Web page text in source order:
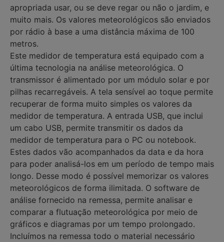
apropriada usar, ou se deve regar ou não o jardim, e
muito mais. Os valores meteorológicos são enviados
por rádio à base a uma distância máxima de 100
metros.
Este medidor de temperatura está equipado com a
última tecnologia na análise meteorológica. O
transmissor é alimentado por um módulo solar e por
pilhas recarregáveis. A tela sensível ao toque permite
recuperar de forma muito simples os valores da
medidor de temperatura. A entrada USB, que inclui
um cabo USB, permite transmitir os dados da
medidor de temperatura para o PC ou notebook.
Estes dados vão acompanhados da data e da hora
para poder analisá-los em um período de tempo mais
longo. Desse modo é possível memorizar os valores
meteorológicos de forma ilimitada. O software de
análise fornecido na remessa, permite analisar e
comparar a flutuação meteorológica por meio de
gráficos e diagramas por um tempo prolongado.
Incluímos na remessa todo o material necessário